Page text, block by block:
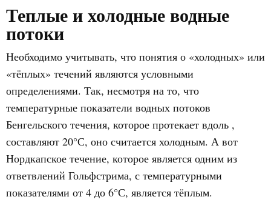
Теплые и холодные водные
потоки
Необходимо учитывать, что понятия о «холодных» или
«тёплых» течений являются условными
определениями. Так, несмотря на то, что
температурные показатели водных потоков
Бенгельского течения, которое протекает вдоль ,
составляют 20°С, оно считается холодным. А вот
Нордкапское течение, которое является одним из
ответвлений Гольфстрима, с температурными
показателями от 4 до 6°С, является тёплым.